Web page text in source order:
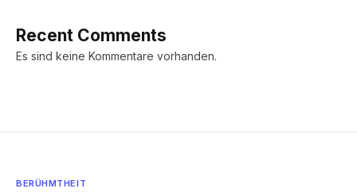
Recent Comments
Es sind keine Kommentare vorhanden.
BERÜHMTHEIT